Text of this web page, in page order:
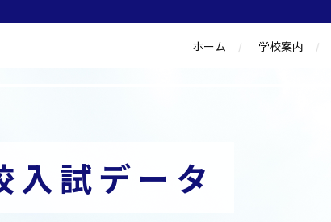
ホーム 学校案内
試データ